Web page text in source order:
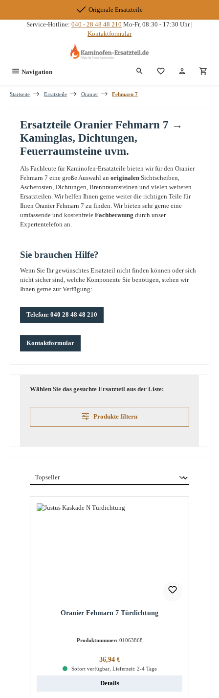
Originale Ersatzteile
Service-Hotline: 040 - 28 48 48 210 Mo-Fr, 08:30 - 17:30 Uhr |
Kontaktformular
Navigation Du hast 0
Startseite Ersatzteile Oranier Fehmarn 7
Ersatzteile Oranier Fehmarn 7 →
Kaminglas, Dichtungen,
Feuerraumsteine uvm.
Als Fachleute für Kaminofen-Ersatzteile bieten wir für den Oranier
Fehmarn 7 eine große Auswahl an originalen Sichtscheiben,
Ascherosten, Dichtungen, Brennraumsteinen und vielen weiteren
Ersatzteilen. Wir helfen Ihnen gerne weiter die richtigen Teile für
Ihren Oranier Fehmarn 7 zu finden. Wir bieten sehr gerne eine
umfassende und kostenfreie Fachberatung durch unser
Expertentelefon an.
Sie brauchen Hilfe?
Wenn Sie Ihr gewünschtes Ersatzteil nicht finden können oder sich
nicht sicher sind, welche Komponente Sie benötigen, stehen wir
Ihnen gerne zur Verfügung:
Telefon: 040 28 48 48 210
Kontaktformular
Wählen Sie das gesuchte Ersatzteil aus der Liste:
Produkte filtern
Oranier Fehmarn 7 Türdichtung
Produktnummer: 01063868
Regulärer Preis:
36,94 €
Sofort verfügbar, Lieferzeit: 2-4 Tage
Details